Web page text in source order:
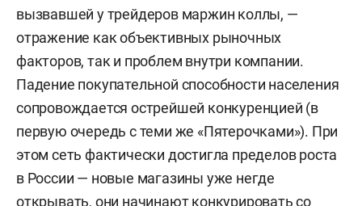
вызвавшей у трейдеров маржин коллы, —
отражение как объективных рыночных
факторов, так и проблем внутри компании.
Падение покупательной способности населения
сопровождается острейшей конкуренцией (в
первую очередь с теми же «Пятерочками»). При
этом сеть фактически достигла пределов роста
в России — новые магазины уже негде
открывать, они начинают конкурировать со